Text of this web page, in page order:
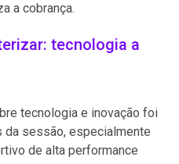
a cobrança.
tecnologia a
tecnologia e inovação foi
sessão, especialmente
de alta performance